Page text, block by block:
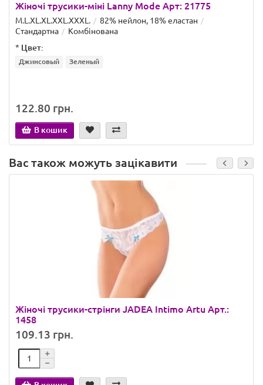
Жіночі трусики-міні Lanny Mode Арт: 21775
M.L.XL.XL.XXL.ХХХL.
82% нейлон, 18% еластан
Стандартна
Комбінована
* Цвет:
Джинсовый Зеленый
122.80 грн.
В кошик
Вас також можуть зацікавити
Жіночі трусики-стрінги JADEA Intimo Artu Арт.:
1458
109.13 грн.